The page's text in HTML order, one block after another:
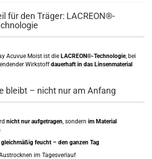
für den Träger: LACREON®-
Acuvue Moist ist die LACREON®-Technologie, bei
Wirkstoffdauerhaft in das Linsenmaterial
bleibt – nicht nur am Anfang
nicht nur aufgetragen, sondern im Material
gleichmäßig feucht – den ganzen Tag
im Tagesverlauf